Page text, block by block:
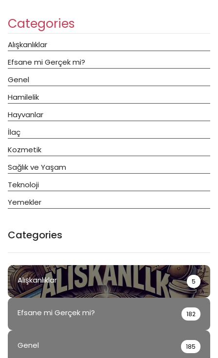
Categories
Alışkanlıklar
Efsane mi Gerçek mi?
Genel
Hamilelik
Hayvanlar
İlaç
Kozmetik
Sağlık ve Yaşam
Teknoloji
Yemekler
Categories
Alışkanlıklar 5
Efsane mi Gerçek mi? 182
Genel 185